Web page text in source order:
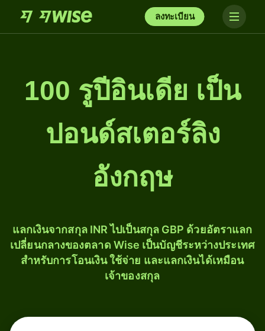
ลงทะเบียน
100 รูปีอินเดีย เป็น
ปอนด์สเตอร์ลิง
อังกฤษ
แลกเงินจากสกุล INR ไปเป็นสกุล GBP ด้วยอัตราแลก
เปลี่ยนกลางของตลาด Wise เป็นบัญชีระหว่างประเทศ
สำหรับการโอนเงิน ใช้จ่าย และแลกเงินได้เหมือน
เจ้าของสกุล